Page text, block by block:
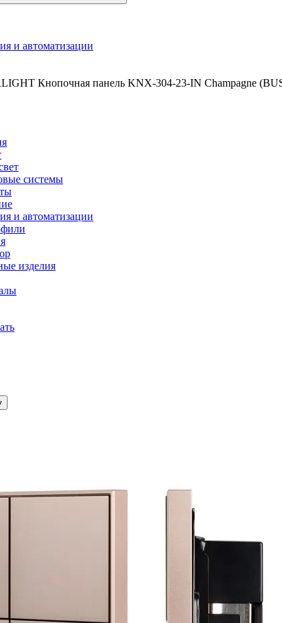
и автоматизации
Кнопочная панель KNX-304-23-IN Champagne
системы
и автоматизации
изделия